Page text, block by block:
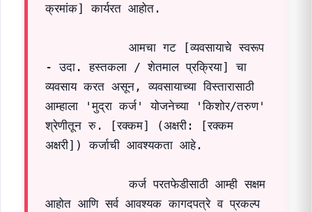
क्रमांक] कार्यरत आहोत.
            आमचा गट [व्यवसायाचे स्वरूप
- उदा. हस्तकला / शेतमाल प्रक्रिया] चा
व्यवसाय करत असून, व्यवसायाच्या विस्तारासाठी
आम्हाला 'मुद्रा कर्ज' योजनेच्या 'किशोर/तरुण'
श्रेणीतून रु. [रक्कम] (अक्षरी: [रक्कम
अक्षरी]) कर्जाची आवश्यकता आहे.
            कर्ज परतफेडीसाठी आम्ही सक्षम
आहोत आणि सर्व आवश्यक कागदपत्रे व प्रकल्प